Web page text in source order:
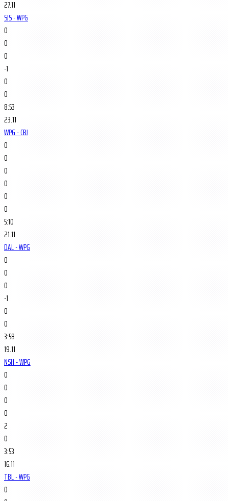
27.11
SJS - WPG
0
0
0
-1
0
0
8:53
23.11
WPG - CBJ
0
0
0
0
0
0
5:10
21.11
DAL - WPG
0
0
0
-1
0
0
3:58
19.11
NSH - WPG
0
0
0
0
2
0
3:53
16.11
TBL - WPG
0